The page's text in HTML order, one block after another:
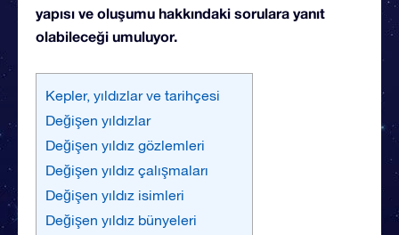
yapısı ve oluşumu hakkındaki sorulara yanıt
olabileceği umuluyor.
Kepler, yıldızlar ve tarihçesi
Değişen yıldızlar
Değişen yıldız gözlemleri
Değişen yıldız çalışmaları
Değişen yıldız isimleri
Değişen yıldız bünyeleri